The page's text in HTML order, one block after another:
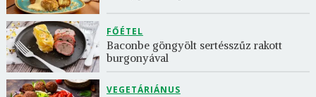
FŐÉTEL
Baconbe göngyölt sertésszűz rakott
burgonyával
VEGETÁRIÁNUS